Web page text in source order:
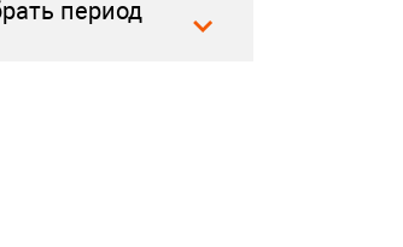
период